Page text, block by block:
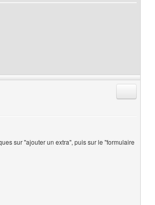
sur "ajouter un extra", puis sur le "formulaire